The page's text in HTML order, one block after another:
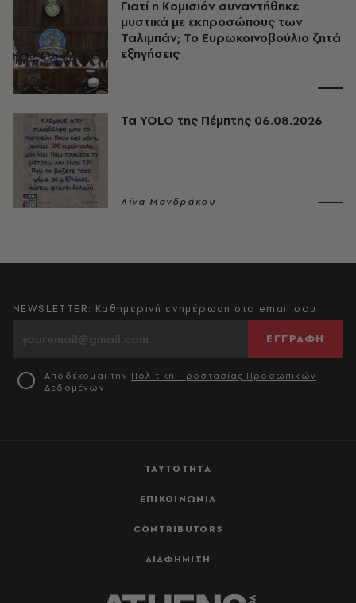
Γιατί η Κομισιόν συναντήθηκε
μυστικά με εκπροσώπους των
Ταλιμπάν; Το Ευρωκοινοβούλιο ζητά
εξηγήσεις
Τα YOLO της Πέμπτης 06.08.2026
Λίνα Μανδράκου
ΤΑΥΤΟΤΗΤΑ
ΕΠΙΚΟΙΝΩΝΙΑ
CONTRIBUTORS
ΔΙΑΦΗΜΙΣΗ
NEWSLETTER: Καθημερινή ενημέρωση στο email σου
ΕΓΓΡΑΦΗ
Αποδέχομαι την Πολιτική Προστασίας Προσωπικών
Δεδομένων